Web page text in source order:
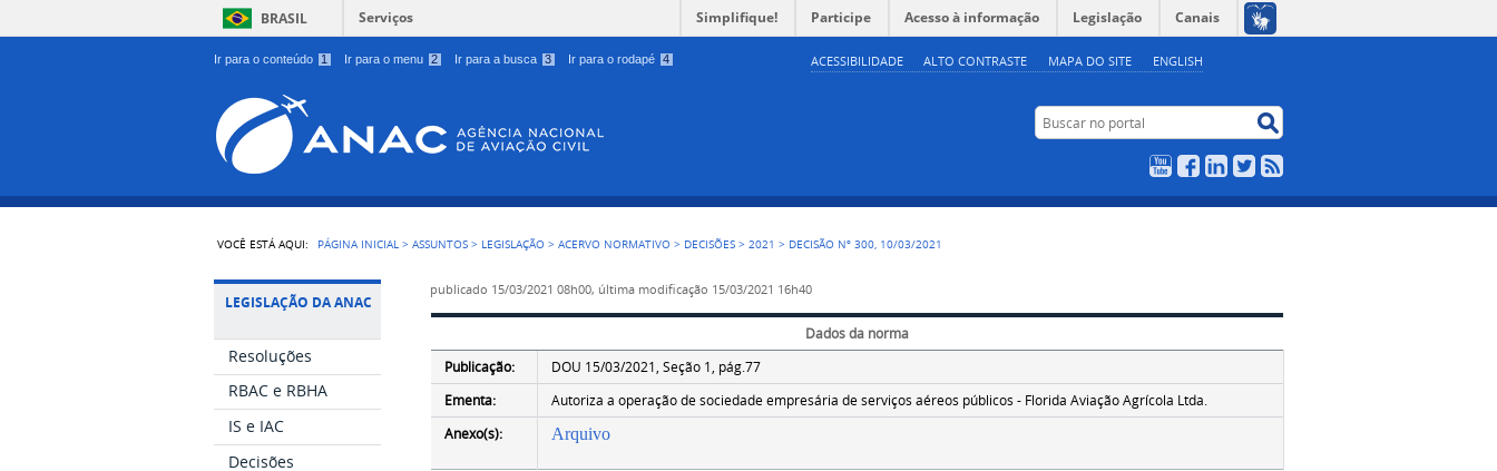
Ir para o conteúdo 1 Ir para o menu 2 Ir para a busca 3 Ir para o rodapé 4 ACESSIBILIDADE ALTO CONTRASTE MAPA DO SITE ENGLISH
BRASIL Serviços Simplifique! Participe Acesso à informação Legislação Canais
Buscar no portal
YouTubeFacebookLinkedIn
Twitter
VOCÊ ESTÁ AQUI: PÁGINA INICIAL >ASSUNTOS > LEGISLAÇÃO >ACERVO NORMATIVO > DECISÕES >2021 > DECISÃO Nº 300, 10/03/2021
LEGISLAÇÃO DA ANAC
Resoluções
RBAC e RBHA
IS e IAC
Decisões
publicado 15/03/2021 08h00, última modificação 15/03/2021 16h40
Dados da norma
Publicação:
DOU 15/03/2021, Seção 1, pág.77
Ementa:
Autoriza a operação de sociedade empresária de serviços aéreos públicos - Florida Aviação Agrícola Ltda.
Anexo(s):
Arquivo